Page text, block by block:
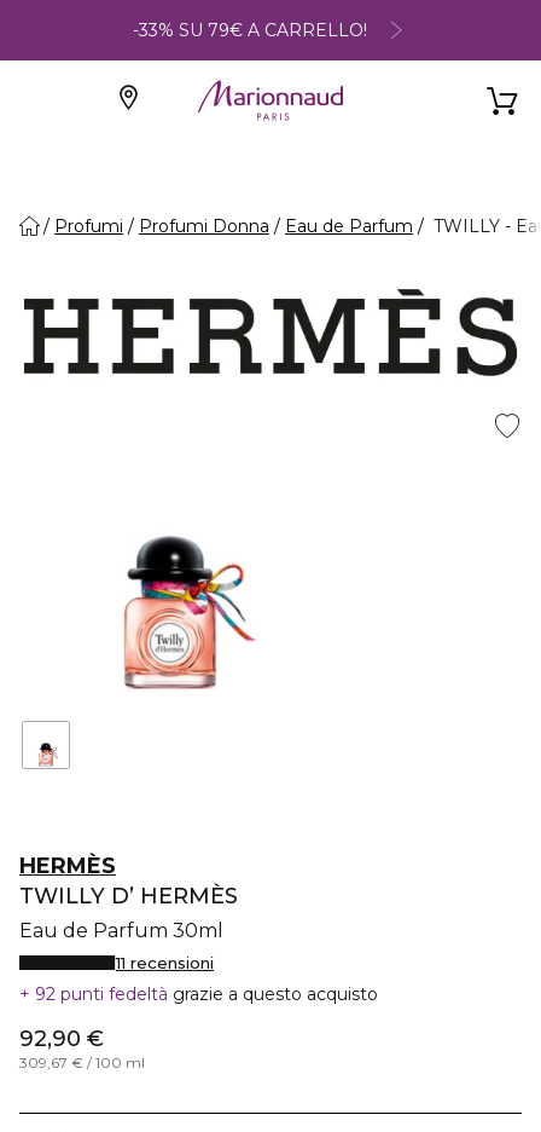
-33% SU 79€ A CARRELLO!
Profumi Profumi Donna Eau de Parfum TWILLY -
HERMÈS
TWILLY D’ HERMÈS
Eau de Parfum 30ml
11 recensioni
92 punti fedeltà grazie a questo acquisto
92,90 €
309,67 € / 100 ml